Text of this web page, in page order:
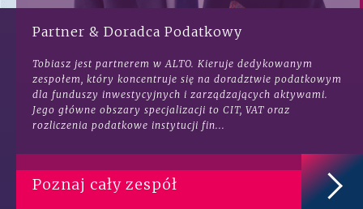
Partner & Doradca Podatkowy
Tobiasz jest partnerem w ALTO. Kieruje dedykowanym
zespołem, który koncentruje się na doradztwie podatkowym
dla funduszy inwestycyjnych i zarządzających aktywami.
Jego główne obszary specjalizacji to CIT, VAT oraz
rozliczenia podatkowe instytucji fin...
Poznaj cały zespół